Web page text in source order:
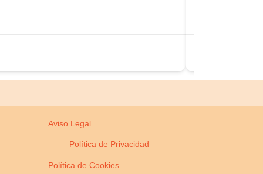
Aviso Legal
Política de Privacidad
Política de Cookies